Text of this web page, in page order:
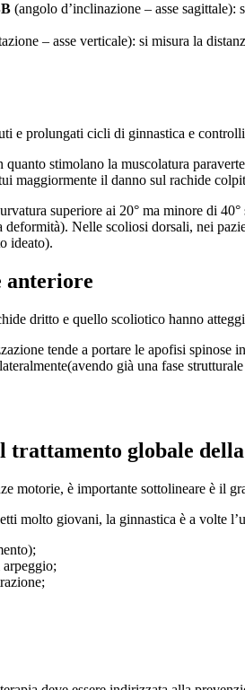
(angolo d’inclinazione – asse
– asse verticale): si misura la
e prolungati cicli di ginnastica e
stimolano la muscolatura
maggiormente il danno sul rachide
superiore ai 20° ma minore di
deformità). Nelle scoliosi dorsali, nei
ideato).
anteriore
dritto e quello scoliotico hanno
tende a portare le apofisi spinose
già una fase
globale
motorie, è importante sottolineare è il
molto giovani, la ginnastica è a volte